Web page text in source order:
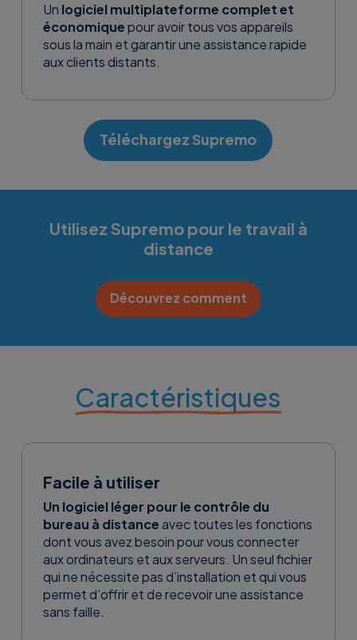
Un logiciel multiplateforme complet et
économiquepour avoir tous vos appareils
sous la main et garantir une assistance rapide
aux clients distants.
Téléchargez Supremo
Utilisez Supremo pour le travail à
distance
Découvrez comment
Caractéristiques
Facile à utiliser
Un logiciel léger pour le contrôle du
bureau à distanceavec toutes les fonctions
dont vous avez besoin pour vous connecter
aux ordinateurs et aux serveurs. Un seul fichier
qui ne nécessite pas d’installation et qui vous
permet d’offrir et de recevoir une assistance
sans faille.